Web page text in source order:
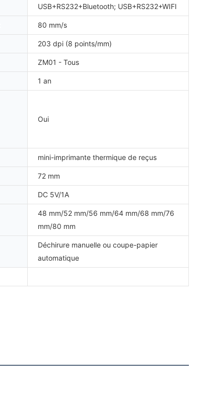
USB+RS232+Bluetooth; USB+RS232+WIFI
80 mm/s
203 dpi (8 points/mm)
ZM01 - Tous
1 an
Oui
mini-imprimante thermique de reçus
72 mm
DC 5V/1A
48 mm/52 mm/56 mm/64 mm/68 mm/76
mm/80 mm
Déchirure manuelle ou coupe-papier
automatique